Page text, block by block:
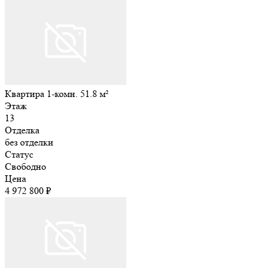
Квартира 1-комн. 51.8 м²
Этаж
13
Отделка
без отделки
Статус
Свободно
Цена
4 972 800 ₽